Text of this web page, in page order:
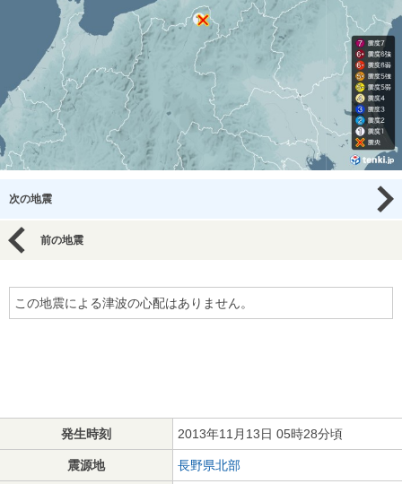
次の地震
前の地震
この地震による津波の心配はありません。
発生時刻 2013年11月13日 05時28分頃
震源地 長野県北部